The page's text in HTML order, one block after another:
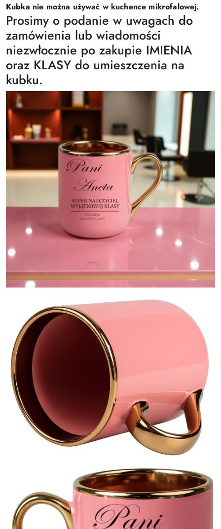
Kubka nie można używać w kuchence mikrofalowej.
Prosimy o podanie w uwagach do
zamówienia lub wiadomości
niezwłocznie po zakupie IMIENIA
oraz KLASY do umieszczenia na
kubku.